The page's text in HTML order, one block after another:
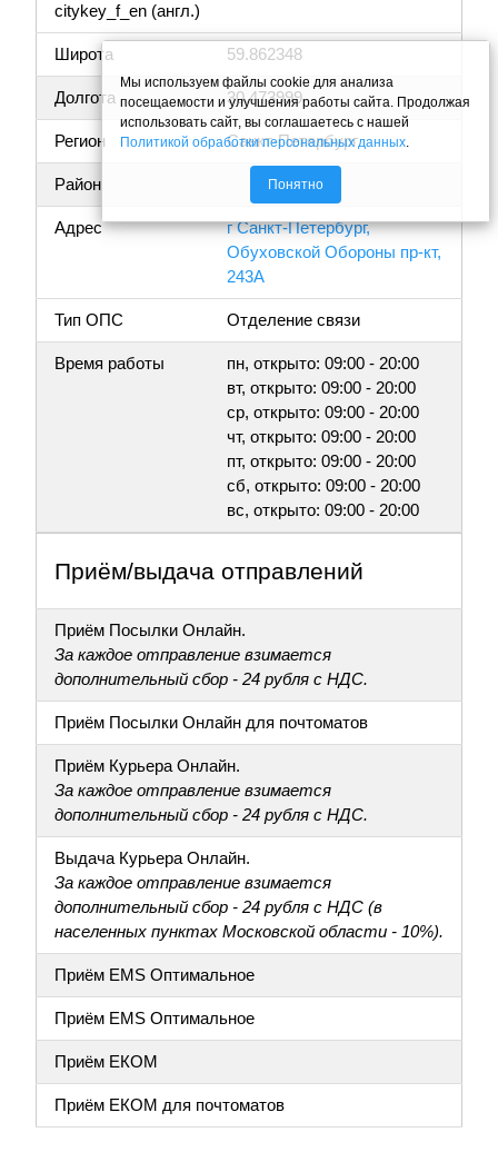
citykey_f_en (англ.)
Широта 59.862348
Долгота 30.473999
Регион Санкт-Петербург
Район
Адрес
г Санкт-Петербург,
Обуховской Обороны пр-кт,
243А
Тип ОПС Отделение связи
Время работы
пн, открыто: 09:00 - 20:00
вт, открыто: 09:00 - 20:00
ср, открыто: 09:00 - 20:00
чт, открыто: 09:00 - 20:00
пт, открыто: 09:00 - 20:00
сб, открыто: 09:00 - 20:00
вс, открыто: 09:00 - 20:00
Приём/выдача отправлений
Приём Посылки Онлайн.
За каждое отправление взимается
дополнительный сбор - 24 рубля с НДС.
Приём Посылки Онлайн для почтоматов
Приём Курьера Онлайн.
За каждое отправление взимается
дополнительный сбор - 24 рубля с НДС.
Выдача Курьера Онлайн.
За каждое отправление взимается
дополнительный сбор - 24 рубля с НДС (в
населенных пунктах Московской области - 10%).
Приём EMS Оптимальное
Приём EMS Оптимальное
Приём ЕКОМ
Приём ЕКОМ для почтоматов
Мы используем файлы cookie для анализа
посещаемости и улучшения работы сайта. Продолжая
использовать сайт, вы соглашаетесь с нашей
Политикой обработки персональных данных
Понятно